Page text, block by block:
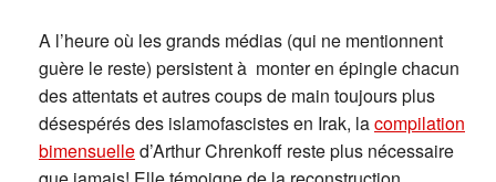
A l’heure où les grands médias (qui ne mentionnent
guère le reste) persistent à monter en épingle chacun
des attentats et autres coups de main toujours plus
désespérés des islamofascistes en Irak, lacompilation
bimensuelled’Arthur Chrenkoff reste plus nécessaire